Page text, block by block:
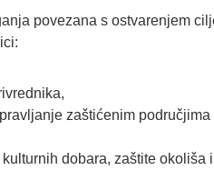
povezana s ostvarenjem
zaštićenim
dobara, zaštite okoliša